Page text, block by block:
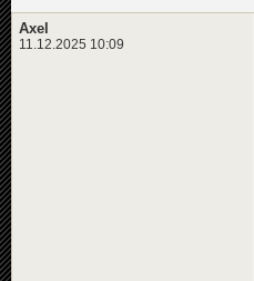
Axel
11.12.2025 10:09